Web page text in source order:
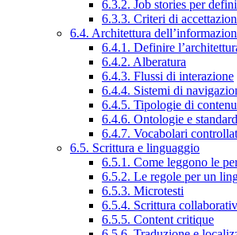
6.3.2. Job stories per
6.3.3. Criteri di
6.4. Architettura
6.4.1. Definire
6.4.2. Alberatura
6.4.3. Flussi di interazione
6.4.4. Sistemi di
6.4.5. Tipologie di
6.4.6. Ontologie e standard
6.4.7. Vocabolari
6.5. Scrittura e linguaggio
6.5.1. Come leggono le
6.5.2. Le regole per un
6.5.3. Microtesti
6.5.4. Scrittura
6.5.5. Content critique